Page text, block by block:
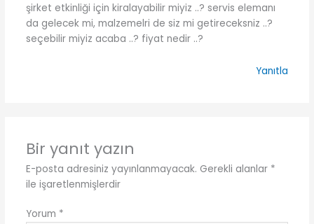
şirket etkinliği için kiralayabilir miyiz ..? servis elemanı
da gelecek mi, malzemelri de siz mi getireceksniz ..?
seçebilir miyiz acaba ..? fiyat nedir ..?
Yanıtla
Bir yanıt yazın
E-posta adresiniz yayınlanmayacak. Gerekli alanlar *
ile işaretlenmişlerdir
Yorum *